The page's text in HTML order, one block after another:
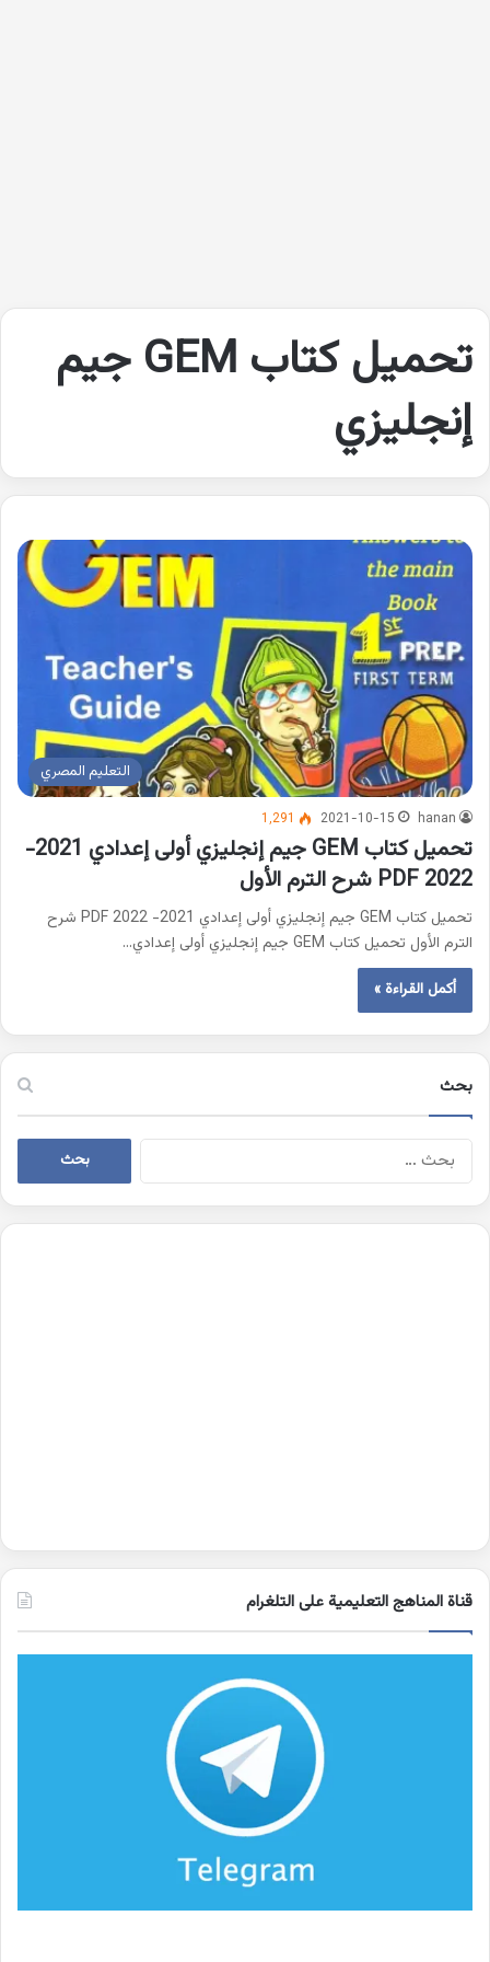
تحميل كتاب GEM جيم
إنجليزي
التعليم المصري
hanan
2021-10-15 1٬291
تحميل كتاب GEM جيم إنجليزي أولى إعدادي 2021-
2022 PDF شرح الترم الأول
تحميل كتاب GEM جيم إنجليزي أولى إعدادي 2021- 2022 PDF شرح
الترم الأول تحميل كتاب GEM جيم إنجليزي أولى إعدادي…
أكمل القراءة »
بحث
البحث
قناة المناهج التعليمية على التلغرام